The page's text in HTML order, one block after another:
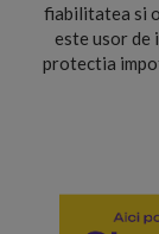
fiabilitatea si
este usor
protectia